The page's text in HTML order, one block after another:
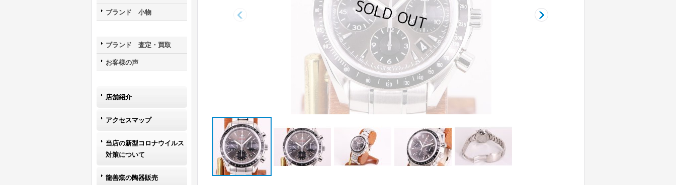
ブランド 小物
ブランド 査定・買取
お客様の声
店舗紹介
アクセスマップ
当店の新型コロナウイルス
対策について
龍善窯の陶器販売